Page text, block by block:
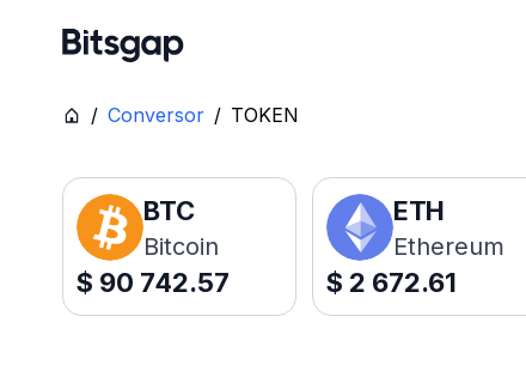
/ Conversor / TOKEN
BTC
Bitcoin
$ 90 742.57
ETH
Ethereum
$ 2 672.61